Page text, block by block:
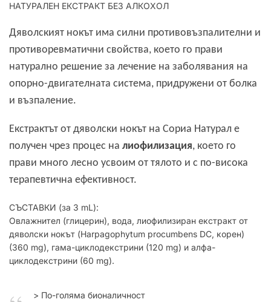
НАТУРАЛЕН ЕКСТРАКТ БЕЗ АЛКОХОЛ
Дяволският нокът има силни противовъзпалителни и
противоревматични свойства, което го прави
натурално решение за лечение на заболявания на
опорно-двигателната система, придружени от болка
и възпаление.
Екстрактът от дяволски нокът на Сориа Натурал е
получен чрез процес на лиофилизация, което го
прави много лесно усвоим от тялото и с по-висока
терапевтична ефективност.
СЪСТАВКИ (за 3 mL):
Овлажнител (глицерин), вода, лиофилизиран екстракт от
дяволски нокът (Harpagophytum procumbens DC, корен)
(360 mg), гама-циклодекстрини (120 mg) и алфа-
циклодекстрини (60 mg).
> По-голяма бионаличност